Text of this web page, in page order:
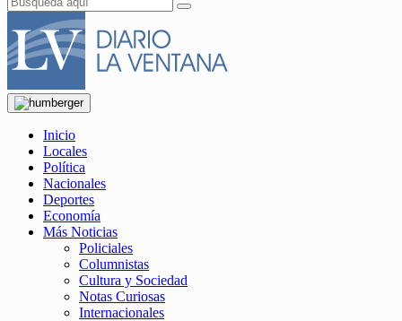
Inicio
Locales
Política
Nacionales
Deportes
Economía
Más Noticias
Policiales
Columnistas
Cultura y Sociedad
Notas Curiosas
Internacionales